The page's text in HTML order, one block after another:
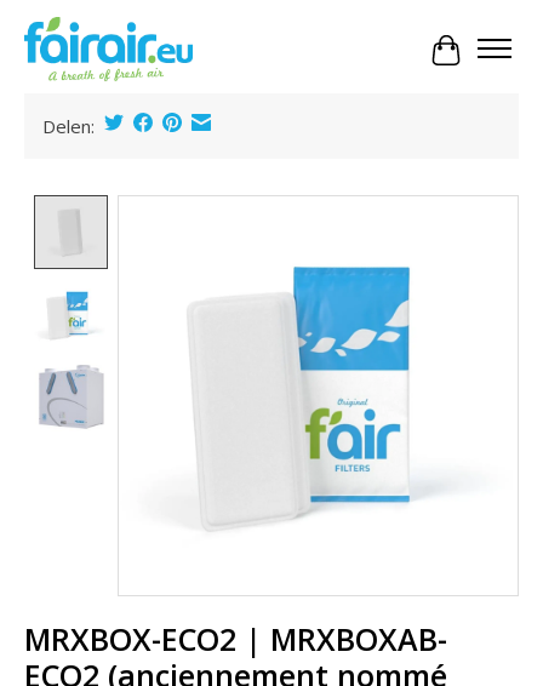
Panier
Delen:
MRXBOX-ECO2 | MRXBOXAB-
ECO2 (anciennement nommé